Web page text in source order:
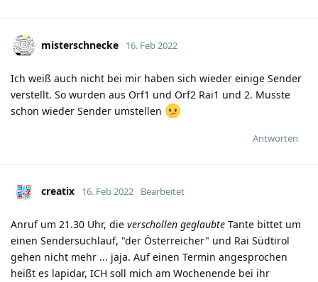
misterschnecke 16. Feb 2022
Ich weiß auch nicht bei mir haben sich wieder einige Sender
verstellt. So wurden aus Orf1 und Orf2 Rai1 und 2. Musste
schon wieder Sender umstellen
Antworten
creatix 16. Feb 2022 Bearbeitet
Anruf um 21.30 Uhr, die verschollen geglaubte Tante bittet um
einen Sendersuchlauf, "der Österreicher" und Rai Südtirol
gehen nicht mehr ... jaja. Auf einen Termin angesprochen
heißt es lapidar, ICH soll mich am Wochenende bei ihr